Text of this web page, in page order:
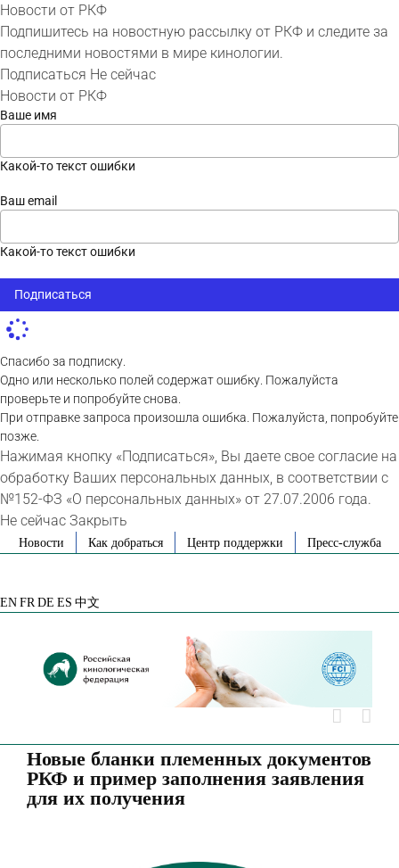
Новости от РКФ
Подпишитесь на новостную рассылку от РКФ и следите за
последними новостями в мире кинологии.
Подписаться Не сейчас
Новости от РКФ
Ваше имя
Какой-то текст ошибки
Ваш email
Какой-то текст ошибки
Подписаться
Спасибо за подписку.
Одно или несколько полей содержат ошибку. Пожалуйста
проверьте и попробуйте снова.
При отправке запроса произошла ошибка. Пожалуйста, попробуйте
позже.
Нажимая кнопку «Подписаться», Вы даете свое согласие на
обработку Ваших персональных данных, в соответствии с
№152-ФЗ «О персональных данных» от 27.07.2006 года.
Не сейчас Закрыть
SkipНовости Как добраться Центр поддержки Пресс-служба
EN FR DE ES 中文
Новые бланки племенных документов
РКФ и пример заполнения заявления
для их получения